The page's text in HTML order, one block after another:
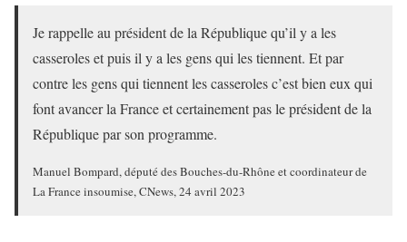
Je rappelle au président de la République qu’il y a les
casseroles et puis il y a les gens qui les tiennent. Et par
contre les gens qui tiennent les casseroles c’est bien eux qui
font avancer la France et certainement pas le président de la
République par son programme.
Manuel Bompard, député des Bouches-du-Rhône et coordinateur de
La France insoumise, CNews, 24 avril 2023